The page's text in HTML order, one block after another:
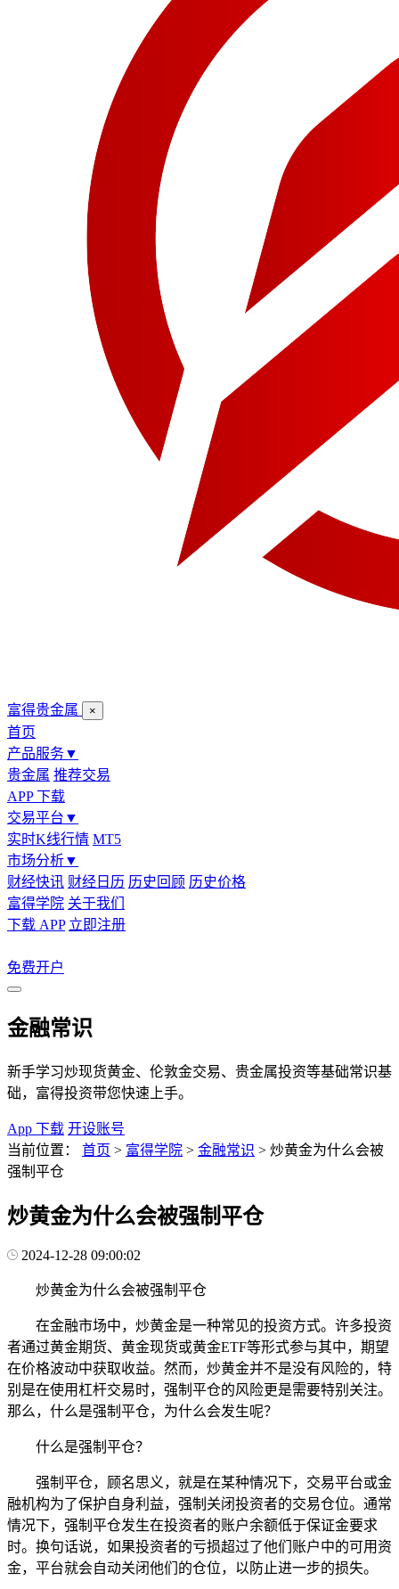
富得贵金属 ×
首页
产品服务▼
贵金属 推荐交易
APP 下载
交易平台 ▼
实时K线行情 MT5
市场分析▼
财经快讯 财经日历 历史回顾 历史价格
富得学院 关于我们
下载 APP 立即注册
免费开户
金融常识
新手学习炒现货黄金、伦敦金交易、贵金属投资等基础常识基
础，富得投资带您快速上手。
App 下载 开设账号
当前位置：
首页 > 富得学院 > 金融常识 > 炒黄金为什么会被
强制平仓
炒黄金为什么会被强制平仓
2024-12-28 09:00:02
炒黄金为什么会被强制平仓
在金融市场中，炒黄金是一种常见的投资方式。许多投资
者通过黄金期货、黄金现货或黄金ETF等形式参与其中，期望
在价格波动中获取收益。然而，炒黄金并不是没有风险的，特
别是在使用杠杆交易时，强制平仓的风险更是需要特别关注。
那么，什么是强制平仓，为什么会发生呢？
什么是强制平仓？
强制平仓，顾名思义，就是在某种情况下，交易平台或金
融机构为了保护自身利益，强制关闭投资者的交易仓位。通常
情况下，强制平仓发生在投资者的账户余额低于保证金要求
时。换句话说，如果投资者的亏损超过了他们账户中的可用资
金，平台就会自动关闭他们的仓位，以防止进一步的损失。